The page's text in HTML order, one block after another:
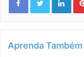
Aprenda Também